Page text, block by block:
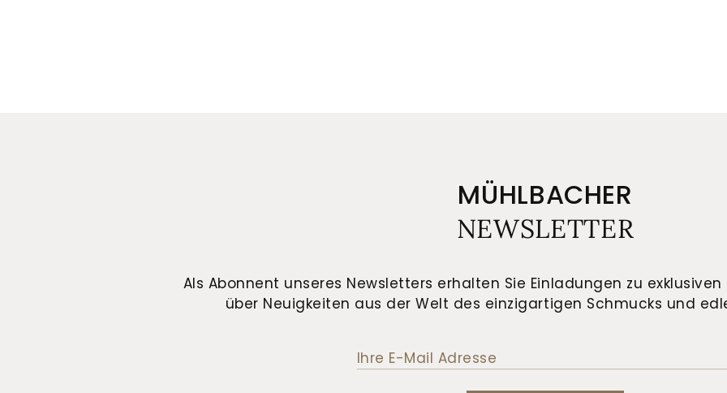
MÜHLBACHER
NEWSLETTER
Als Abonnent unseres Newsletters erhalten Sie Einladungen zu
über Neuigkeiten aus der Welt des einzigartigen Schmucks und